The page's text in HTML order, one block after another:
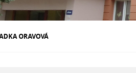
ORAVOVÁ